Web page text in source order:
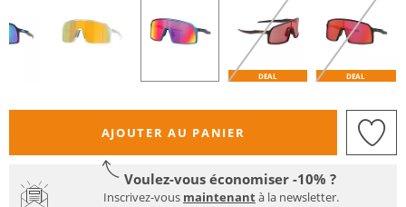
DEAL DEAL
AJOUTER AU PANIER
Voulez-vous économiser -10% ?
Inscrivez-vous maintenantà la newsletter.